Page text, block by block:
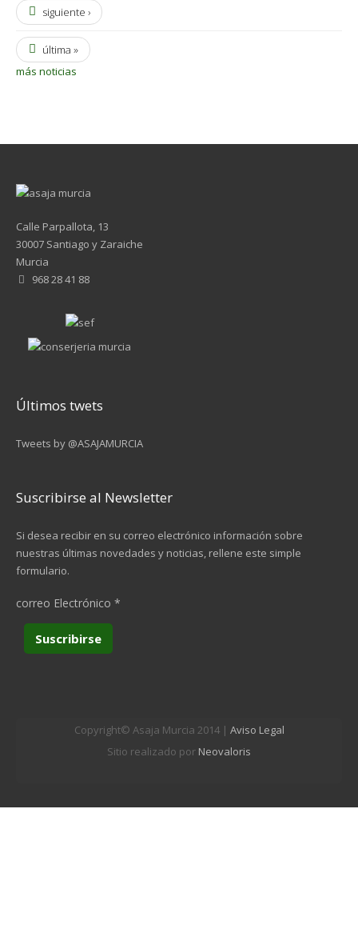
siguiente ›
última »
más noticias
Calle Parpallota, 13
30007 Santiago y Zaraiche
Murcia
968 28 41 88
Últimos twets
Tweets by @ASAJAMURCIA
Suscribirse al Newsletter
Si desea recibir en su correo electrónico información sobre
nuestras últimas novedades y noticias, rellene este simple
formulario.
correo Electrónico *
Copyright© Asaja Murcia 2014 | Aviso Legal
Sitio realizado por Neovaloris